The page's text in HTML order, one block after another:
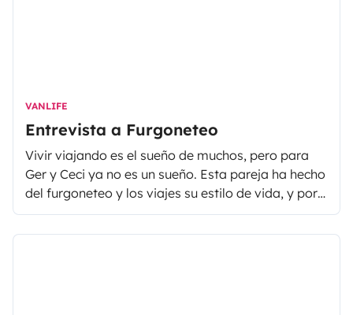
VANLIFE
Entrevista a Furgoneteo
Vivir viajando es el sueño de muchos, pero para
Ger y Ceci ya no es un sueño. Esta pareja ha hecho
del furgoneteo y los viajes su estilo de vida, y por
las fotos que podemos ver en sus cuentas en
Facebook, Twitter y en Instagram, ¡no les va nada